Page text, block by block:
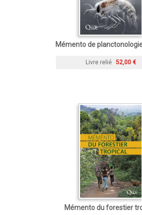
Mémento de
Livre relié 52,00 €
Mémento du forestier